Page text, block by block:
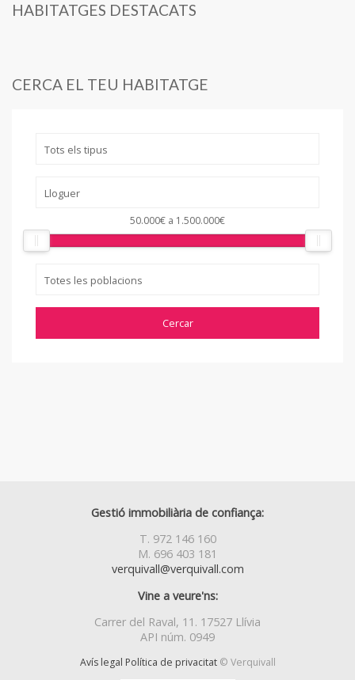
HABITATGES DESTACATS
CERCA EL TEU HABITATGE
50.000€ a 1.500.000€
Gestió immobiliària de confiança:
T. 972 146 160
M. 696 403 181
verquivall@verquivall.com
Vine a veure'ns:
Carrer del Raval, 11. 17527 Llívia
API núm. 0949
Avís legal Política de privacitat© Verquivall